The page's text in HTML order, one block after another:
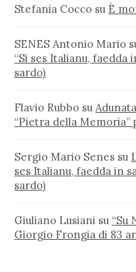
Stefania Cocco su È
SENES Antonio Mario
“Si ses Italianu, faedda
sardo)
Flavio Rubbo su
“Pietra della
Sergio Mario Senes su
ses Italianu, faedda in
sardo)
Giuliano Lusiani su “Su
Giorgio Frongia di 83